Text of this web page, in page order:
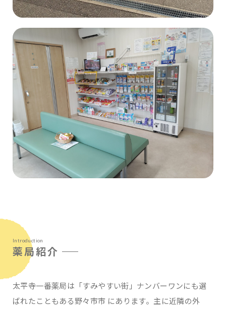
Introduction
薬局紹介
太平寺一番薬局は「すみやすい街」ナンバーワンにも選
ばれたこともある野々市市 にあります。主に近隣の外